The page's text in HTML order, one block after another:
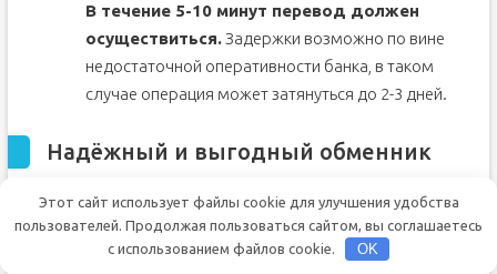
В течение 5-10 минут перевод должен
осуществиться.Задержки возможно по вине
недостаточной оперативности банка, в таком
случае операция может затянуться до 2-3 дней.
Надёжный и выгодный обменник
Стоит отметить, что обменные пункты
действительно предлагают выгодные комиссии
Этот сайт использует файлы cookie для улучшения удобства
пользователей. Продолжая пользоваться сайтом, вы соглашаетесь
с использованием файлов cookie.
OK